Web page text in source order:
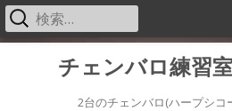
チェンバロ練習
2台のチェンバロ(ハープシコ
メ
検
索: